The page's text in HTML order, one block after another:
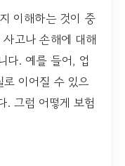
이해하는 것이 중
고나 손해에 대해
다. 예를 들어, 업
이어질 수 있으
. 그럼 어떻게 보험